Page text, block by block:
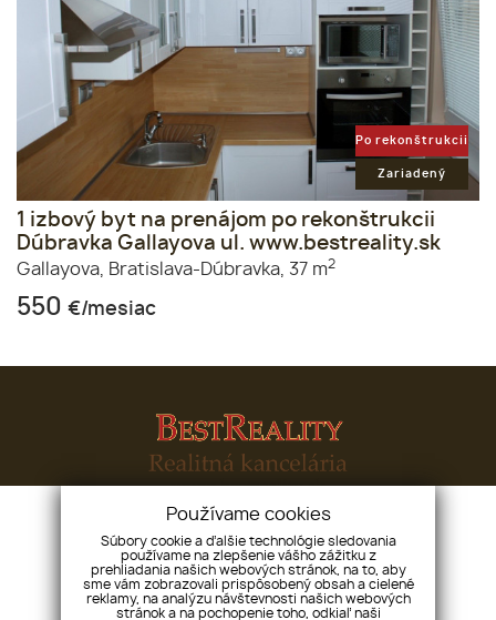
Po rekonštrukcii
Zariadený
1 izbový byt na prenájom po rekonštrukcii
Dúbravka Gallayova ul. www.bestreality.sk
Gallayova, Bratislava-Dúbravka, 37 m2
550 €/mesiac
Bestreal-Slovakia s. r. o.
Karadžičova 51, 81107,
Bratislava - mestská časť Staré Mesto
+421 904 528 854
holy@bestreality.sk
Používame cookies
Súbory cookie a ďalšie technológie sledovania
používame na zlepšenie vášho zážitku z
prehliadania našich webových stránok, na to, aby
sme vám zobrazovali prispôsobený obsah a cielené
reklamy, na analýzu návštevnosti našich webových
stránok a na pochopenie toho, odkiaľ naši